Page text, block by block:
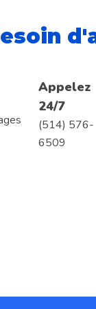
Appelez
24/7
(514) 576-
6509